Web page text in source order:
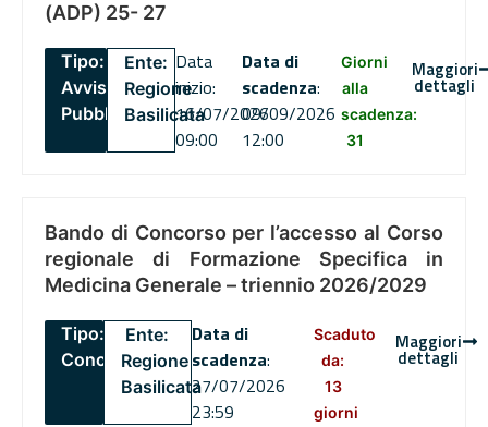
(ADP) 25- 27
Tipo:
Avviso
Pubblico
Ente:
Regione
Basilicata
Data
inizio:
16/07/2026
09:00
Data di
scadenza:
09/09/2026
12:00
Giorni
alla
scadenza:
31
Maggiori
dettagli
Bando di Concorso per l’accesso al Corso
regionale di Formazione Specifica in
Medicina Generale – triennio 2026/2029
Tipo:
Concorsi
Ente:
Regione
Basilicata
Data di
scadenza:
27/07/2026
23:59
Scaduto
da:
13
giorni
Maggiori
dettagli